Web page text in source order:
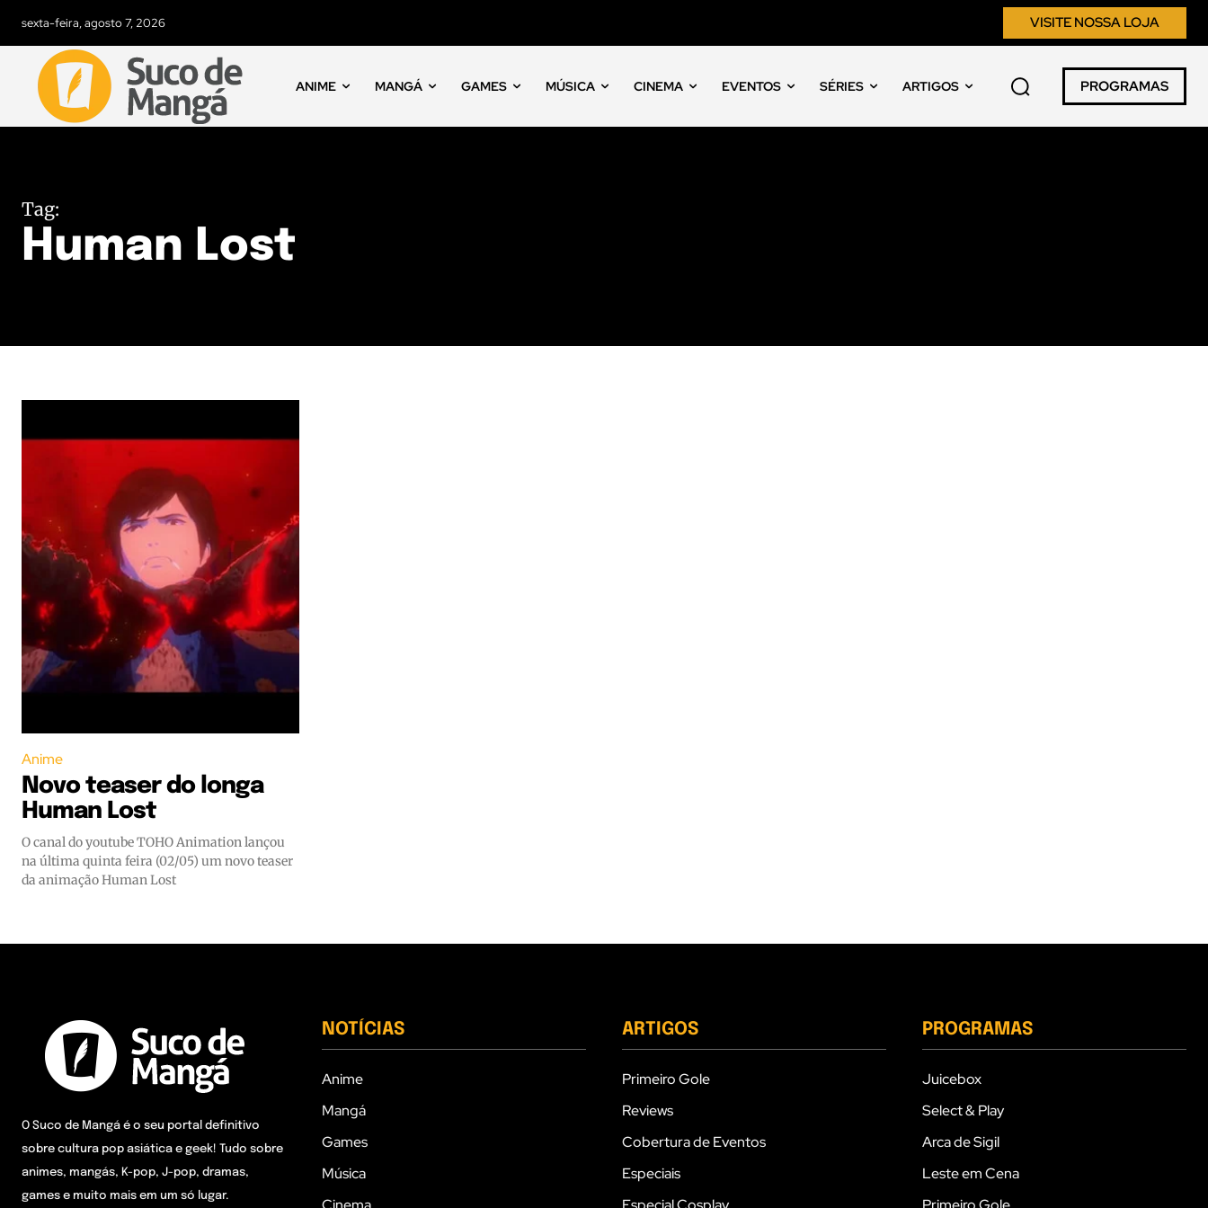
sexta-feira, agosto 7, 2026 VISITE NOSSA LOJA
ANIME MANGÁ GAMES MÚSICA CINEMA EVENTOS SÉRIES ARTIGOS PROGRAMAS
Tag:
Human Lost
Anime
Novo teaser do longa
Human Lost
O canal do youtube TOHO Animation lançou
na última quinta feira (02/05) um novo teaser
da animação Human Lost
O Suco de Mangá é o seu portal definitivo
sobre cultura pop asiática e geek! Tudo sobre
animes, mangás, K-pop, J-pop, dramas,
games e muito mais em um só lugar.
NOTÍCIAS
Anime
Mangá
Games
Música
ARTIGOS
Primeiro Gole
Reviews
Cobertura de Eventos
Especiais
PROGRAMAS
Juicebox
Select & Play
Arca de Sigil
Leste em Cena